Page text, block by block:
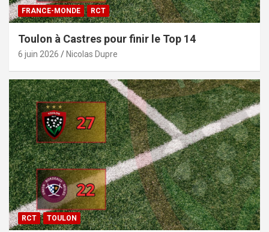
FRANCE-MONDE RCT
Toulon à Castres pour finir le Top 14
6 juin 2026 Nicolas Dupre
RCT TOULON